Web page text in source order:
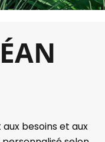
besoins et aux